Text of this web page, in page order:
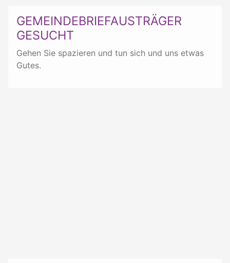
GEMEINDEBRIEFAUSTRÄGER
GESUCHT
Gehen Sie spazieren und tun sich und uns etwas
Gutes.